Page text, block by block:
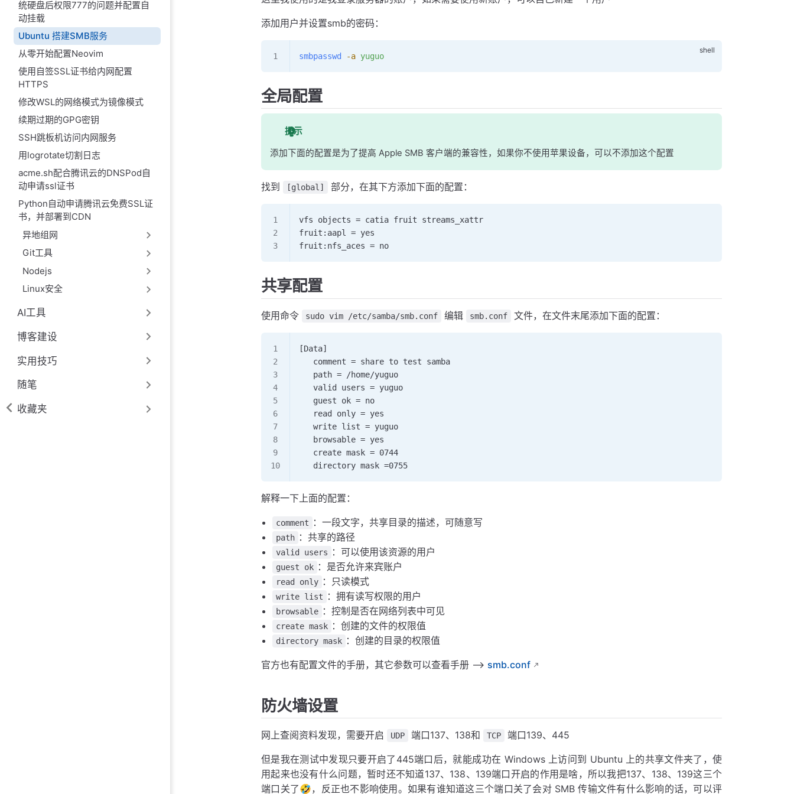
统硬盘后权限777的问题并配置自
动挂载
Ubuntu 搭建SMB服务
从零开始配置Neovim
使用自签SSL证书给内网配置
HTTPS
修改WSL的网络模式为镜像模式
续期过期的GPG密钥
SSH跳板机访问内网服务
用logrotate切割日志
acme.sh配合腾讯云的DNSPod自
动申请ssl证书
Python自动申请腾讯云免费SSL证
书，并部署到CDN
异地组网
Git工具
Nodejs
Linux安全
AI工具
博客建设
实用技巧
随笔
收藏夹
添加用户并设置smb的密码：
smbpasswd -a yuguo
全局配置
提示
添加下面的配置是为了提高 Apple SMB 客户端的兼容性，如果你不使用苹果设备，可以不添加这个配置
找到 [global] 部分，在其下方添加下面的配置：
vfs objects = catia fruit streams_xattr
fruit:aapl = yes
fruit:nfs_aces = no
共享配置
使用命令 sudo vim /etc/samba/smb.conf 编辑 smb.conf 文件，在文件末尾添加下面的配置：
[Data]
   comment = share to test samba
   path = /home/yuguo
   valid users = yuguo
   guest ok = no
   read only = yes
   write list = yuguo
   browsable = yes
   create mask = 0744
   directory mask =0755
解释一下上面的配置：
comment ：一段文字，共享目录的描述，可随意写
path ：共享的路径
valid users ：可以使用该资源的用户
guest ok ：是否允许来宾账户
read only ：只读模式
write list ：拥有读写权限的用户
browsable ：控制是否在网络列表中可见
create mask ：创建的文件的权限值
directory mask ：创建的目录的权限值
官方也有配置文件的手册，其它参数可以查看手册 --> smb.conf
防火墙设置
网上查阅资料发现，需要开启 UDP 端口137、138和 TCP 端口139、445
但是我在测试中发现只要开启了445端口后，就能成功在 Windows 上访问到 Ubuntu 上的共享文件夹了，使
用起来也没有什么问题，暂时还不知道137、138、139端口开启的作用是啥，所以我把137、138、139这三个
端口关了🤣，反正也不影响使用。如果有谁知道这三个端口关了会对 SMB 传输文件有什么影响的话，可以评